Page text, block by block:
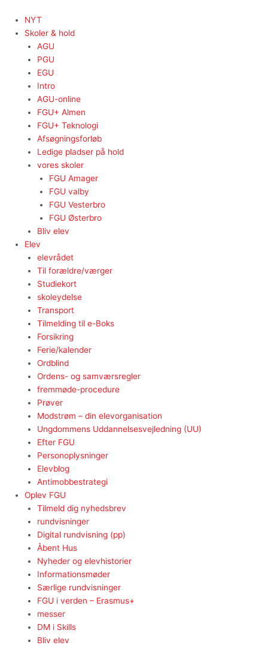
indholdet
NYT
Skoler & hold
AGU
PGU
EGU
Intro
AGU-online
FGU+ Almen
FGU+ Teknologi
Afsøgningsforløb
Ledige pladser på hold
vores skoler
FGU Amager
FGU valby
FGU Vesterbro
FGU Østerbro
Bliv elev
Elev
elevrådet
Til forældre/værger
Studiekort
skoleydelse
Transport
Tilmelding til e-Boks
Forsikring
Ferie/kalender
Ordblind
Ordens- og samværsregler
fremmøde-procedure
Prøver
Modstrøm – din elevorganisation
Ungdommens Uddannelsesvejledning (UU)
Efter FGU
Personoplysninger
Elevblog
Antimobbestrategi
Oplev FGU
Tilmeld dig nyhedsbrev
rundvisninger
Digital rundvisning (pp)
Åbent Hus
Nyheder og elevhistorier
Informationsmøder
Særlige rundvisninger
FGU i verden – Erasmus+
messer
DM i Skills
Bliv elev
pagination